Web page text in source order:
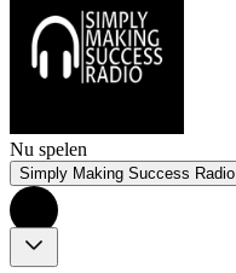
Nu spelen
Simply Making Success Radio